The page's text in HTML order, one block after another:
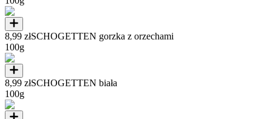
8,99 złSCHOGETTEN gorzka z orzechami
100g
8,99 złSCHOGETTEN biała
100g